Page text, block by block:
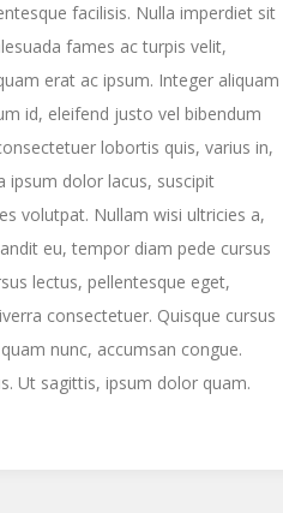
facilisis. Nulla imperdiet sit
fames ac turpis velit,
erat ac ipsum. Integer aliquam
id, eleifend justo vel bibendum
lobortis quis, varius in,
ipsum dolor lacus, suscipit
volutpat. Nullam wisi ultricies a,
eu, tempor diam pede cursus
lectus, pellentesque eget,
consectetuer. Quisque cursus
nunc, accumsan congue.
Ut sagittis, ipsum dolor quam.